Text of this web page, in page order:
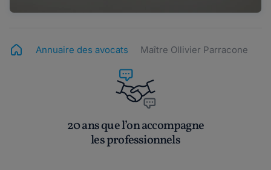
Annuaire des avocats Maître Ollivier Parracone
20 ans que l’on accompagne
les professionnels